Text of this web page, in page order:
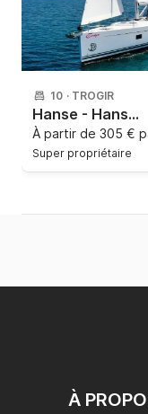
10 · TROGIR
Hanse - Hanse 508
À partir de 305 €
Super propriétaire
À